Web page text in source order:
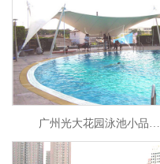
广州光大花园泳池小品…